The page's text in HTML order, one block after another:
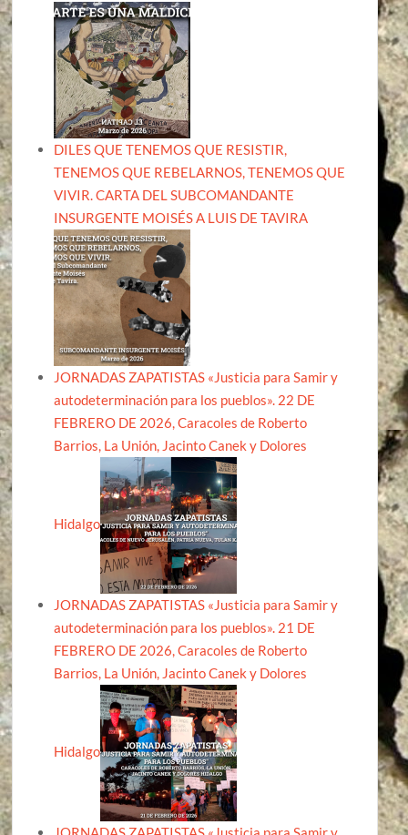
DILES QUE TENEMOS QUE RESISTIR,
TENEMOS QUE REBELARNOS, TENEMOS QUE
VIVIR. CARTA DEL SUBCOMANDANTE
INSURGENTE MOISÉS A LUIS DE TAVIRA
JORNADAS ZAPATISTAS «Justicia para Samir y
autodeterminación para los pueblos». 22 DE
FEBRERO DE 2026, Caracoles de Roberto
Barrios, La Unión, Jacinto Canek y Dolores
Hidalgo
JORNADAS ZAPATISTAS «Justicia para Samir y
autodeterminación para los pueblos». 21 DE
FEBRERO DE 2026, Caracoles de Roberto
Barrios, La Unión, Jacinto Canek y Dolores
Hidalgo